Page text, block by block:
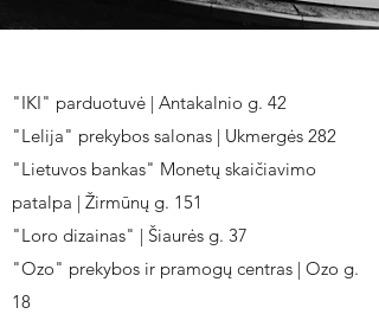
"IKI" parduotuvė | Antakalnio g. 42
"Lelija" prekybos salonas | Ukmergės 282
"Lietuvos bankas" Monetų skaičiavimo
patalpa | Žirmūnų g. 151
"Loro dizainas" | Šiaurės g. 37
"Ozo" prekybos ir pramogų centras | Ozo g.
18